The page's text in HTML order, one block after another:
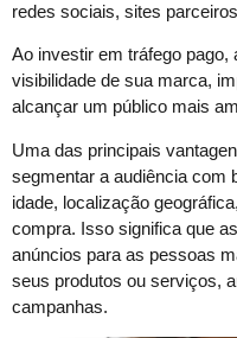
redes sociais, sites
Ao investir em tráfego
visibilidade de sua marca,
alcançar um público mais
Uma das principais
segmentar a audiência com
idade, localização
compra. Isso significa que
anúncios para as pessoas
seus produtos ou serviços,
campanhas.